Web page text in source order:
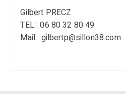
Gilbert PRECZ
TEL : 06 80 32 80 49
Mail : gilbertp@sillon38.com